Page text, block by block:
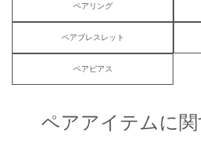
ペアリング
ペアブレスレット
ペアピアス
ペアアイテムに